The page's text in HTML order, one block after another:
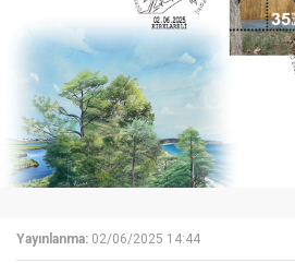
Yayınlanma: 02/06/2025 14:44